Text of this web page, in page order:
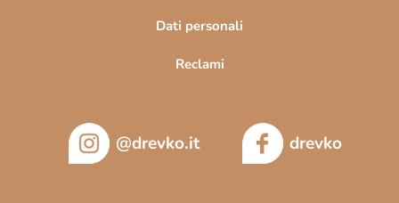
Dati personali
Reclami
@drevko.it drevko